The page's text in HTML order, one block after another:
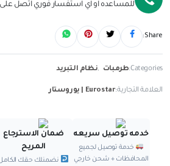
للمساعده او اي استفسار فوري اتصل على+201151267776
Share:
Categories: طرمبات ,نظام التبريد
العلامة التجارية:Eurostar | يوروستار
خدمه توصيل سريعه
خدمة توصيل لجميع
المحافظات + شحن خارجي
ضمان الاسترجاع
المريح
نضمنلك حقك الكامل